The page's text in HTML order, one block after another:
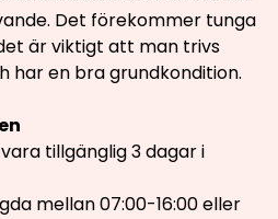
Det förekommer tunga
är viktigt att man trivs
har en bra grundkondition.
tillgänglig 3 dagar i
mellan 07:00-16:00 eller